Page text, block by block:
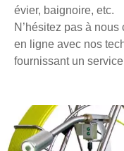
évier, baignoire, etc.
N’hésitez pas à
en ligne avec nos
fournissant un